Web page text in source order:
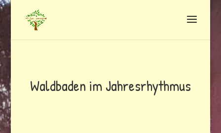
Waldbaden im Jahresrhythmus